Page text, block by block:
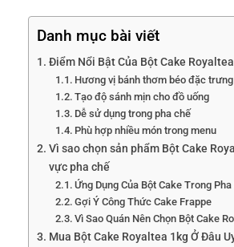
Danh mục bài viết
Điểm Nổi Bật Của Bột Cake Royaltea
Hương vị bánh thơm béo đặc trưng
Tạo độ sánh mịn cho đồ uống
Dễ sử dụng trong pha chế
Phù hợp nhiều món trong menu
Vì sao chọn sản phẩm Bột Cake
vực pha chế
Ứng Dụng Của Bột Cake Trong Pha
Gợi Ý Công Thức Cake Frappe
Vì Sao Quán Nên Chọn Bột Cake
Mua Bột Cake Royaltea 1kg Ở Đâu